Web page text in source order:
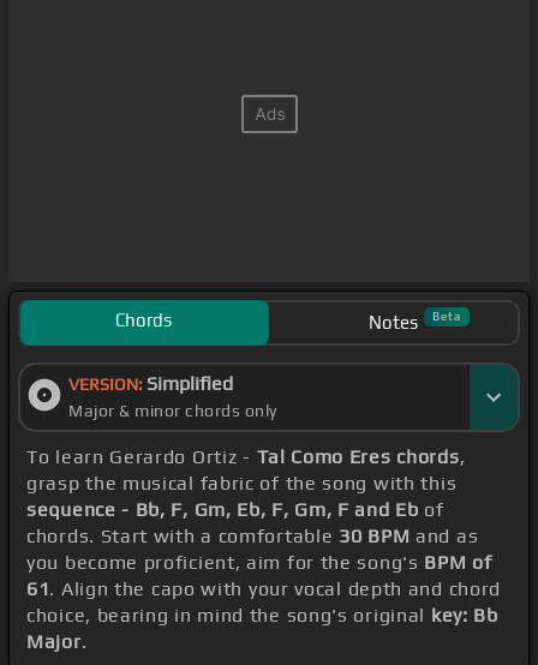
Chords Notes Beta
VERSION: Simplified
Major & minor chords only
To learn Gerardo Ortiz - Tal Como Eres chords,
grasp the musical fabric of the song with this
sequence - Bb, F, Gm, Eb, F, Gm, F and Eb of
chords. Start with a comfortable 30 BPM and as
you become proficient, aim for the song's BPM of
61. Align the capo with your vocal depth and chord
choice, bearing in mind the song's original key: Bb
Major.